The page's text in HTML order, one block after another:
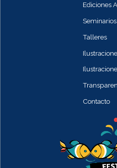
Ediciones
Seminarios
Talleres
Contacto